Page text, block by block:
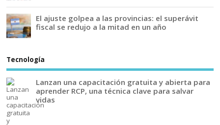
El ajuste golpea a las provincias: el superávit
fiscal se redujo a la mitad en un año
Tecnología
Lanzan una capacitación gratuita y abierta para
aprender RCP, una técnica clave para salvar
vidas